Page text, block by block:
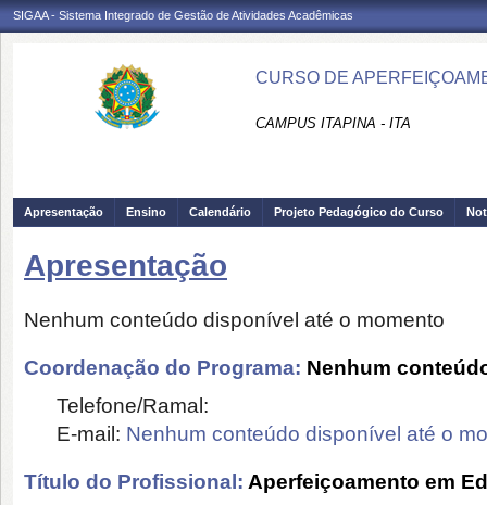
SIGAA - Sistema Integrado de Gestão de Atividades Acadêmicas
CURSO DE
CAMPUS ITAPINA - ITA
Apresentação Ensino Calendário Projeto Pedagógico do Curso
Apresentação
Nenhum conteúdo disponível até o momento
Coordenação do Programa: Nenhum
Telefone/Ramal:
E-mail: Nenhum conteúdo disponível até o
Título do Profissional: Aperfeiçoamento em